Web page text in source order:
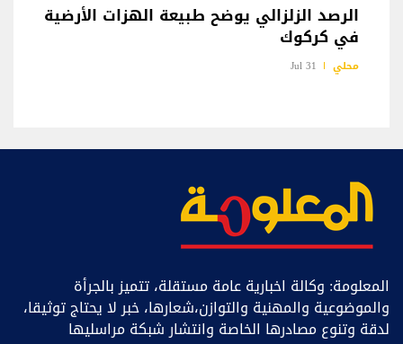
الرصد الزلزالي يوضح طبيعة الهزات الأرضية
في كركوك
محلي 31 Jul
المعلومة: وكالة اخبارية عامة مستقلة، تتميز بالجرأة
والموضوعية والمهنية والتوازن،شعارها، خبر ﻻ يحتاج توثيقا،
لدقة وتنوع مصادرها الخاصة وانتشار شبكة مراسليها